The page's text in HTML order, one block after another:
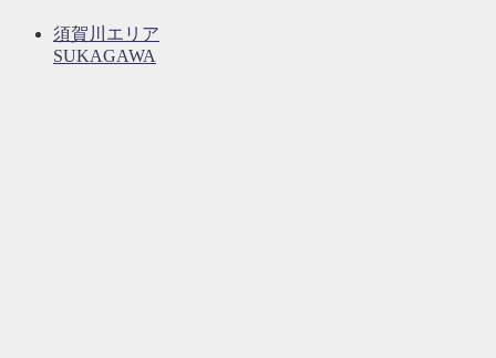
須賀川エリア
SUKAGAWA